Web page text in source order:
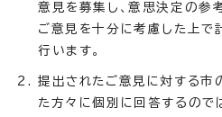
意見を募集し、意思決定の参
ご意見を十分に考慮した上で
行います。
提出されたご意見に対する市
た方々に個別に回答するので